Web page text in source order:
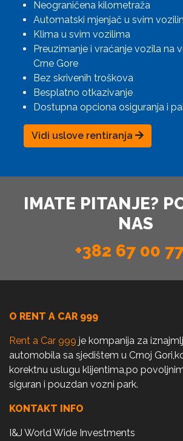
Neograničena kilometraža
Automatski mjenjač u svim
Klima u svim vozilima
Preuzimanje i vraćanje vozila na
Crne Gore
Bez skrivenih troškova
Besplatno otkazivanje
Dostupna opciona osiguranja i
Vidi uslove rentiranja
IMATE PITANJE?
NAS
+382 67 00
O RENT A CAR 999
Rent a Car 999 je kompanija za
automobila sa sjedištem u Crnoj
korektnu uslugu klijentima,po
siguran i pouzdan vozni park.
KONTAKT INFO
I&J World Wide Investments